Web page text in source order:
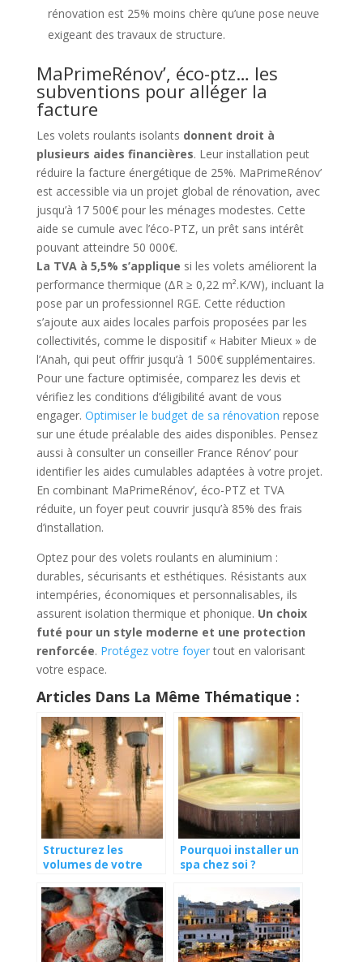
rénovation est 25% moins chère qu’une pose neuve
exigeant des travaux de structure.
MaPrimeRénov’, éco-ptz… les
subventions pour alléger la
facture
Les volets roulants isolants donnent droit à
plusieurs aides financières. Leur installation peut
réduire la facture énergétique de 25%. MaPrimeRénov’
est accessible via un projet global de rénovation, avec
jusqu’à 17 500€ pour les ménages modestes. Cette
aide se cumule avec l’éco-PTZ, un prêt sans intérêt
pouvant atteindre 50 000€.
La TVA à 5,5% s’applique si les volets améliorent la
performance thermique (ΔR ≥ 0,22 m².K/W), incluant la
pose par un professionnel RGE. Cette réduction
s’ajoute aux aides locales parfois proposées par les
collectivités, comme le dispositif « Habiter Mieux » de
l’Anah, qui peut offrir jusqu’à 1 500€ supplémentaires.
Pour une facture optimisée, comparez les devis et
vérifiez les conditions d’éligibilité avant de vous
engager. Optimiser le budget de sa rénovation repose
sur une étude préalable des aides disponibles. Pensez
aussi à consulter un conseiller France Rénov’ pour
identifier les aides cumulables adaptées à votre projet.
En combinant MaPrimeRénov’, éco-PTZ et TVA
réduite, un foyer peut couvrir jusqu’à 85% des frais
d’installation.
Optez pour des volets roulants en aluminium :
durables, sécurisants et esthétiques. Résistants aux
intempéries, économiques et personnalisables, ils
assurent isolation thermique et phonique. Un choix
futé pour un style moderne et une protection
renforcée. Protégez votre foyertout en valorisant
votre espace.
Articles Dans La Même Thématique :
Structurez les
volumes de votre
l’éclairage
Pourquoi installer un
spa chez soi ?